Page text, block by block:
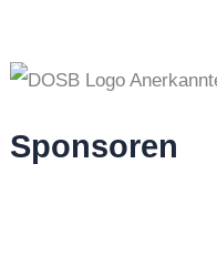
Sponsoren